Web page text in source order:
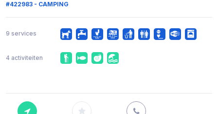
#422983 - CAMPING
9 services
4 activiteiten